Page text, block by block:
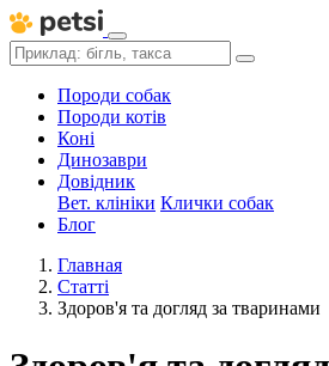
Породи собак
Породи котів
Коні
Динозаври
Довідник
Вет. клініки Клички собак
Блог
Главная
Статті
Здоров'я та догляд за тваринами